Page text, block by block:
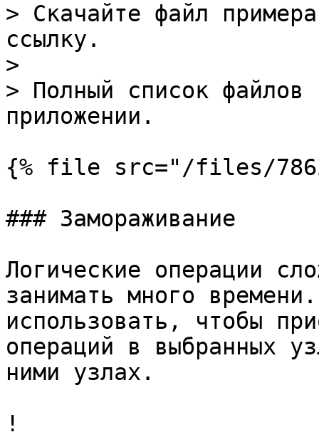
> Скачайте файл
ссылку.
>
> Полный список
приложении.
{% file src="/files/
### Замораживание
Логические операции
занимать много
использовать, чтобы
операций в выбранных
ними узлах.
!